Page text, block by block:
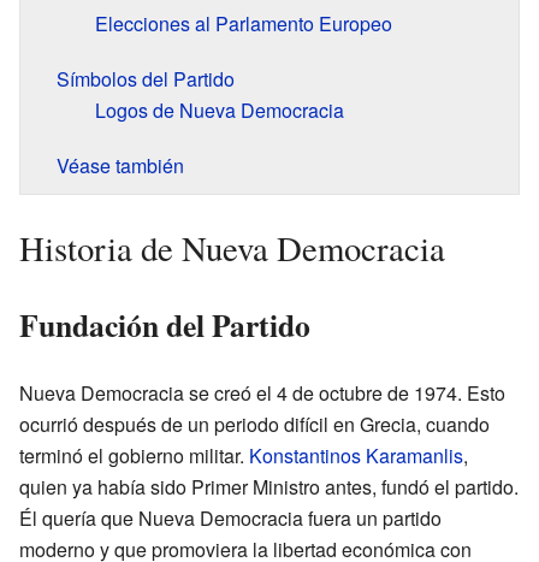
Elecciones al Parlamento Europeo
Símbolos del Partido
Logos de Nueva Democracia
Véase también
Historia de Nueva Democracia
Fundación del Partido
Nueva Democracia se creó el 4 de octubre de 1974. Esto
ocurrió después de un periodo difícil en Grecia, cuando
terminó el gobierno militar. Konstantinos Karamanlis,
quien ya había sido Primer Ministro antes, fundó el partido.
Él quería que Nueva Democracia fuera un partido
moderno y que promoviera la libertad económica con